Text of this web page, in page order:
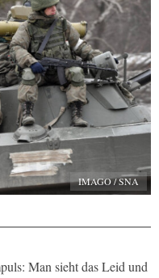
IMAGO / SNA
Man sieht das Leid und